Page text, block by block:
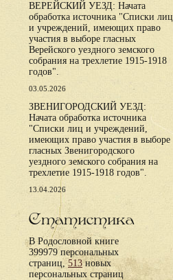
ВЕРЕЙСКИЙ УЕЗД: Начата
обработка источника "Списки лиц
и учреждений, имеющих право
участия в выборе гласных
Верейского уездного земского
собрания на трехлетие 1915-1918
годов".
03.05.2026
ЗВЕНИГОРОДСКИЙ УЕЗД:
Начата обработка источника
"Списки лиц и учреждений,
имеющих право участия в выборе
гласных Звенигородского
уездного земского собрания на
трехлетие 1915-1918 годов".
13.04.2026
Статистика
В Родословной книге
399979 персональных
страниц,513новых
персональных страниц